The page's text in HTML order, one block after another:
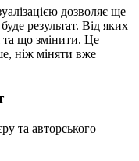
дозволяє ще
результат. Від яких
та що змінити. Це
ніж міняти вже
та авторського